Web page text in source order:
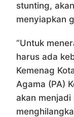
stunting,
menyiapkan
“Untuk
harus ada
Kemenag
Agama (PA)
akan